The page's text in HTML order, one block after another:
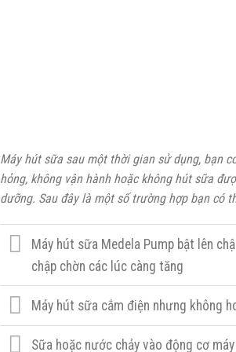
Máy hút sữa sau một thời gian sử dụng, bạn
hỏng, không vận hành hoặc không hút sữa
dưỡng. Sau đây là một số trường hợp bạn có
Máy hút sữa Medela Pump bật lên
chập chờn các lúc càng tăng
Máy hút sữa cắm điện nhưng không
Sữa hoặc nước chảy vào động cơ